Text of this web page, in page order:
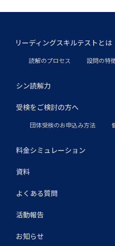
リーディングスキルテストとは
読解のプロセス 設問の特
シン読解力
受検をご検討の方へ
団体受検のお申込み方法
料金シミュレーション
資料
よくある質問
活動報告
お知らせ